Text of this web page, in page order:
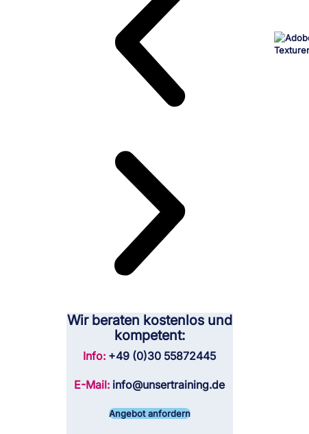
Wir beraten kostenlos und
kompetent:
Info: +49 (0)30 55872445
E-Mail: info@unsertraining.de
Angebot anfordern